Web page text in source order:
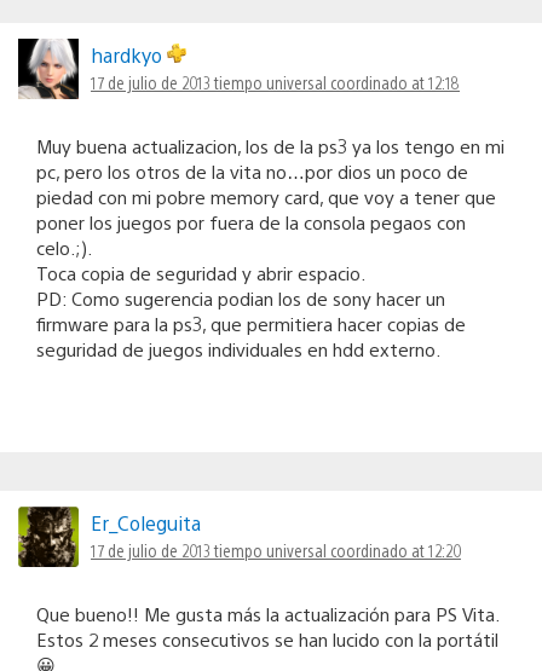
hardkyo
17 de julio de 2013 tiempo universal coordinado at 12:18
Muy buena actualizacion, los de la ps3 ya los tengo en mi
pc, pero los otros de la vita no…por dios un poco de
piedad con mi pobre memory card, que voy a tener que
poner los juegos por fuera de la consola pegaos con
celo.;).
Toca copia de seguridad y abrir espacio.
PD: Como sugerencia podian los de sony hacer un
firmware para la ps3, que permitiera hacer copias de
seguridad de juegos individuales en hdd externo.
Er_Coleguita
17 de julio de 2013 tiempo universal coordinado at 12:20
Que bueno!! Me gusta más la actualización para PS Vita.
Estos 2 meses consecutivos se han lucido con la portátil
😀